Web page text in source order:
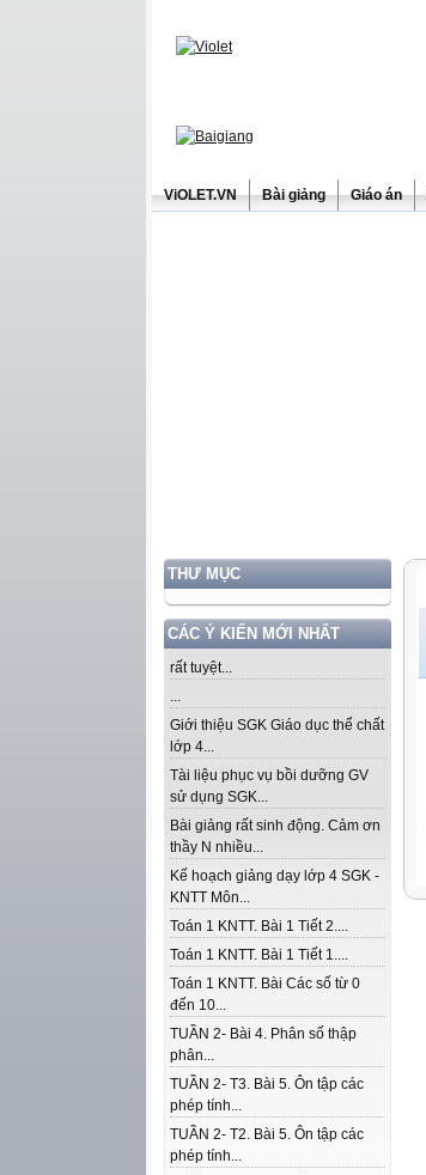
ViOLET.VN Bài giảng Giáo án
THƯ MỤC
CÁC Ý KIẾN MỚI NHẤT
rất tuyệt...
...
Giới thiệu SGK Giáo dục thể chất
lớp 4...
Tài liệu phục vụ bồi dưỡng GV
sử dụng SGK...
Bài giảng rất sinh động. Cảm ơn
thầy N nhiều...
Kế hoạch giảng dạy lớp 4 SGK -
KNTT Môn...
Toán 1 KNTT. Bài 1 Tiết 2....
Toán 1 KNTT. Bài 1 Tiết 1....
Toán 1 KNTT. Bài Các số từ 0
đến 10...
TUẦN 2- Bài 4. Phân số thập
phân...
TUẦN 2- T3. Bài 5. Ôn tập các
phép tính...
TUẦN 2- T2. Bài 5. Ôn tập các
phép tính...